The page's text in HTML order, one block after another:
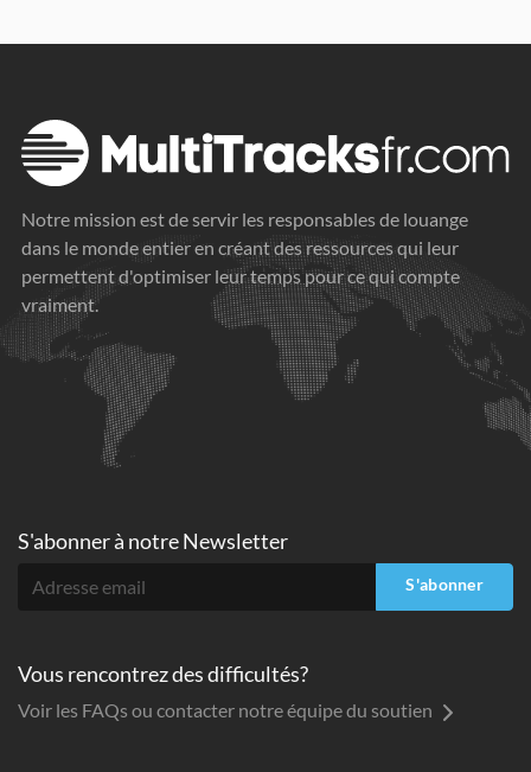
Notre mission est de servir les responsables de louange
dans le monde entier en créant des ressources qui leur
permettent d'optimiser leur temps pour ce qui compte
vraiment.
S'abonner à notre Newsletter
S'abonner
Vous rencontrez des difficultés?
Voir les FAQs ou contacter notre équipe du soutien